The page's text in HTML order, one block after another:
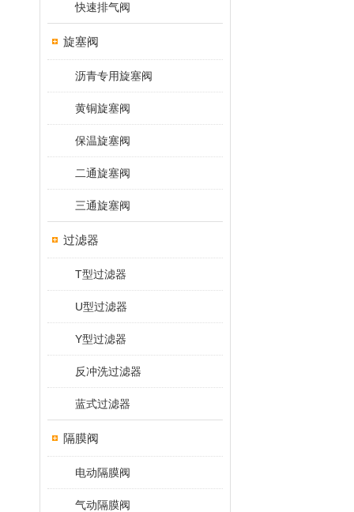
快速排气阀
旋塞阀
沥青专用旋塞阀
黄铜旋塞阀
保温旋塞阀
二通旋塞阀
三通旋塞阀
过滤器
T型过滤器
U型过滤器
Y型过滤器
反冲洗过滤器
蓝式过滤器
隔膜阀
电动隔膜阀
气动隔膜阀